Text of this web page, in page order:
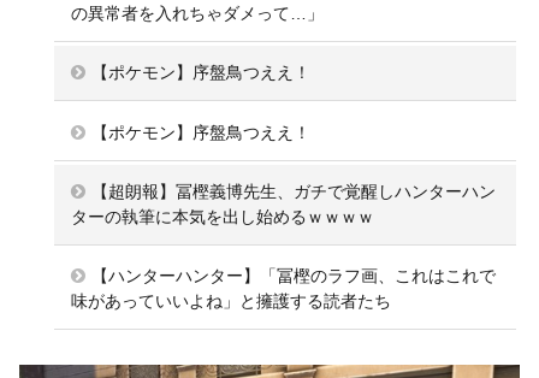
の異常者を入れちゃダメって…」
【ポケモン】序盤鳥つええ！
【ポケモン】序盤鳥つええ！
【超朗報】冨樫義博先生、ガチで覚醒しハンターハン
ターの執筆に本気を出し始めるｗｗｗｗ
【ハンターハンター】「冨樫のラフ画、これはこれで
味があっていいよね」と擁護する読者たち